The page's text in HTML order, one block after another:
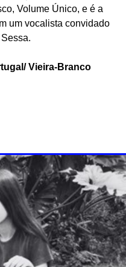
Volume Único, e é a
um vocalista convidado
Vieira-Branco